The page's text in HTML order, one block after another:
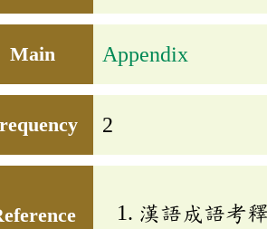
Main Appendix
2
漢語成語考